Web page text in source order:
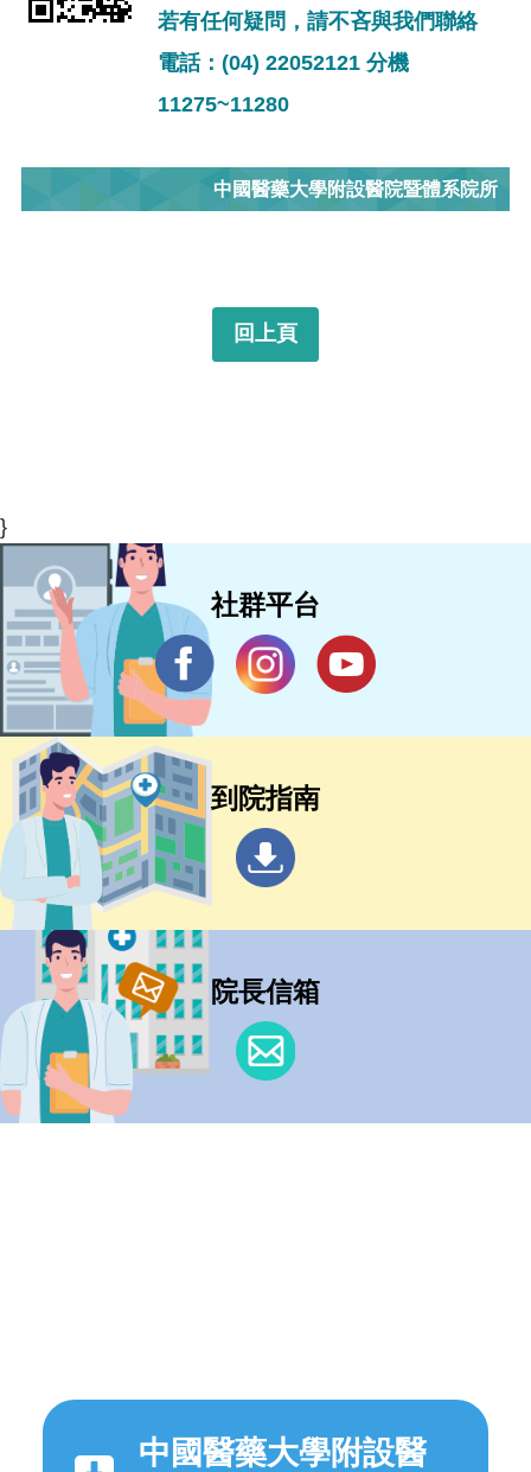
若有任何疑問，請不吝與我們聯絡
電話：(04) 22052121 分機
11275~11280
中國醫藥大學附設醫院暨體系院所
回上頁
}
社群平台
到院指南
院長信箱
中國醫藥大學附設醫